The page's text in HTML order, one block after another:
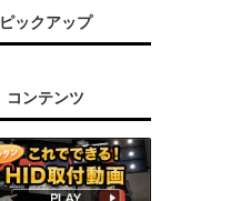
ピックアップ
コンテンツ